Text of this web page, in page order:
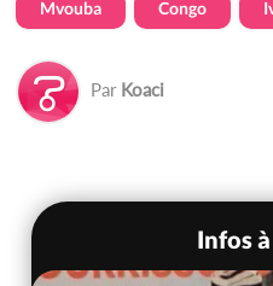
Mvouba Congo
Par Koaci
Infos